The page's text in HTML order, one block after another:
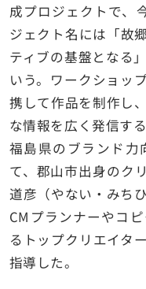
成プロジェクトで、
ジェクト名には「故
ティブの基盤となる
いう。ワークショッ
携して作品を制作し
な情報を広く発信す
福島県のブランド⼒
て、郡山市出身のク
道彦（やない・みち
CMプランナーやコ
るトップクリエイタ
指導した。